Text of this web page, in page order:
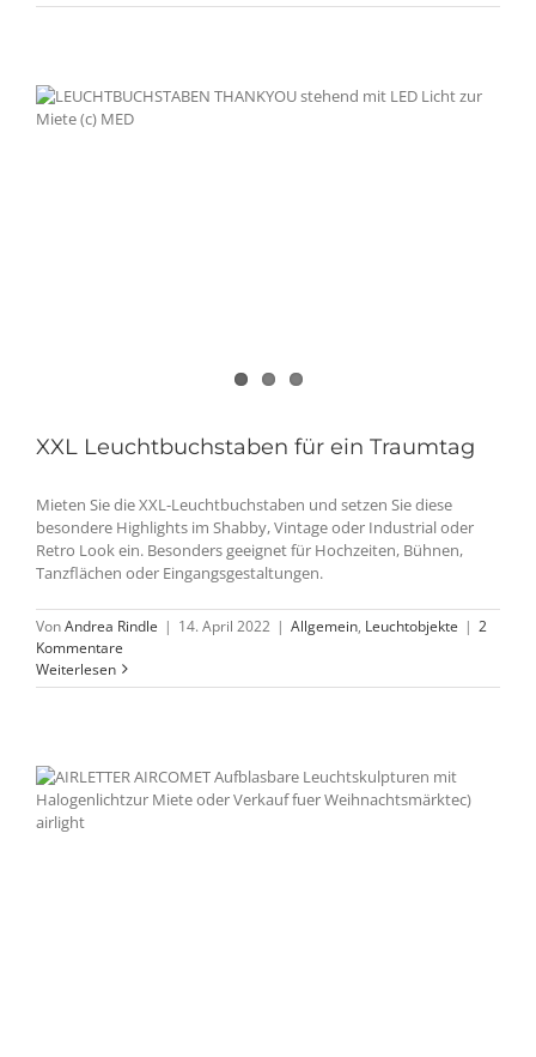
XXL Leuchtbuchstaben für ein Traumtag
Mieten Sie die XXL-Leuchtbuchstaben und setzen Sie diese
besondere Highlights im Shabby, Vintage oder Industrial oder
Retro Look ein. Besonders geeignet für Hochzeiten, Bühnen,
Tanzflächen oder Eingangsgestaltungen.
VonAndrea Rindle | 14. April 2022 | Allgemein, Leuchtobjekte | 2
Kommentare
Weiterlesen